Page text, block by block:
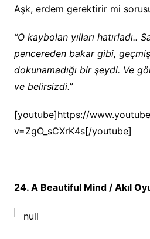
Aşk, erdem gerektirir mi
“O kaybolan yılları hatırladı..
pencereden bakar gibi,
dokunamadığı bir şeydi. Ve
ve belirsizdi.”
[youtube]https://
v=ZgO_sCXrK4s[/youtube]
24. A Beautiful Mind / Akıl